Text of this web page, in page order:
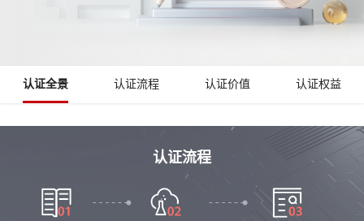
专
题
学
习
认证全景 认证流程 认证价值 认证权益
认证流程